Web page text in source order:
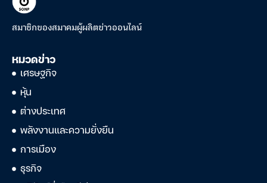
สมาชิกของสมาคมผู้ผลิตข่าวออนไลน์
หมวดข่าว
เศรษฐกิจ
หุ้น
ต่างประเทศ
พลังงานและความยั่งยืน
การเมือง
ธุรกิจ